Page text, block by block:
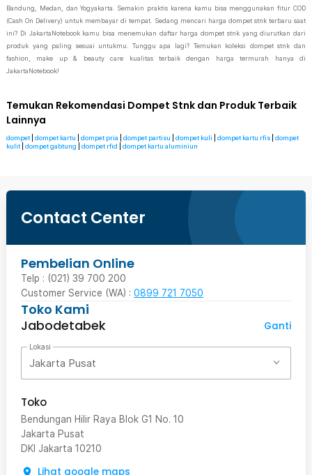
Bandung, Medan, dan Yogyakarta. Semakin praktis karena kamu bisa menggunakan fitur COD
(Cash On Delivery) untuk membayar di tempat. Sedang mencari harga dompet stnk terbaru saat
ini? Di JakartaNotebook kamu bisa menemukan daftar harga dompet stnk yang diurutkan dari
produk yang paling sesuai untukmu. Tunggu apa lagi? Temukan koleksi dompet stnk dan
fashion, make up & beauty care kualitas terbaik dengan harga termurah hanya di
JakartaNotebook!
Temukan Rekomendasi Dompet Stnk dan Produk Terbaik
Lainnya
dompet dompet kartu dompet pria dompet partisu dompet kuli dompet kartu rfis
dompet
kulit
dompet gabtung dompet rfid dompet kartu aluminiun
Contact Center
Pembelian Online
Telp : (021) 39 700 200
Customer Service (WA) : 0899 721 7050
Toko Kami
Jabodetabek
Ganti
Lokasi
Jakarta Pusat
Toko
Bendungan Hilir Raya Blok G1 No. 10
Jakarta Pusat
DKI Jakarta 10210
Lihat google maps